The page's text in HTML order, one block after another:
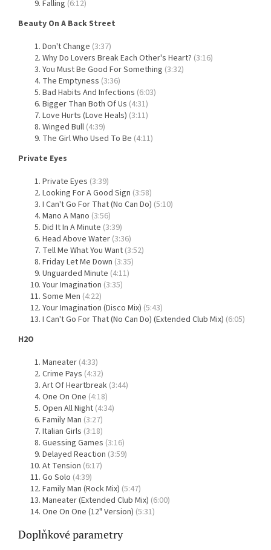
Falling (6:12)
Beauty On A Back Street
Don't Change (3:37)
Why Do Lovers Break Each Other's Heart? (3:16)
You Must Be Good For Something (3:32)
The Emptyness (3:36)
Bad Habits And Infections (6:03)
Bigger Than Both Of Us (4:31)
Love Hurts (Love Heals) (3:11)
Winged Bull (4:39)
The Girl Who Used To Be (4:11)
Private Eyes
Private Eyes (3:39)
Looking For A Good Sign (3:58)
I Can't Go For That (No Can Do) (5:10)
Mano A Mano (3:56)
Did It In A Minute (3:39)
Head Above Water (3:36)
Tell Me What You Want (3:52)
Friday Let Me Down (3:35)
Unguarded Minute (4:11)
Your Imagination (3:35)
Some Men (4:22)
Your Imagination (Disco Mix) (5:43)
I Can't Go For That (No Can Do) (Extended Club Mix) (6:05)
H2O
Maneater (4:33)
Crime Pays (4:32)
Art Of Heartbreak (3:44)
One On One (4:18)
Open All Night (4:34)
Family Man (3:27)
Italian Girls (3:18)
Guessing Games (3:16)
Delayed Reaction (3:59)
At Tension (6:17)
Go Solo (4:39)
Family Man (Rock Mix) (5:47)
Maneater (Extended Club Mix) (6:00)
One On One (12" Version) (5:31)
Doplňkové parametry